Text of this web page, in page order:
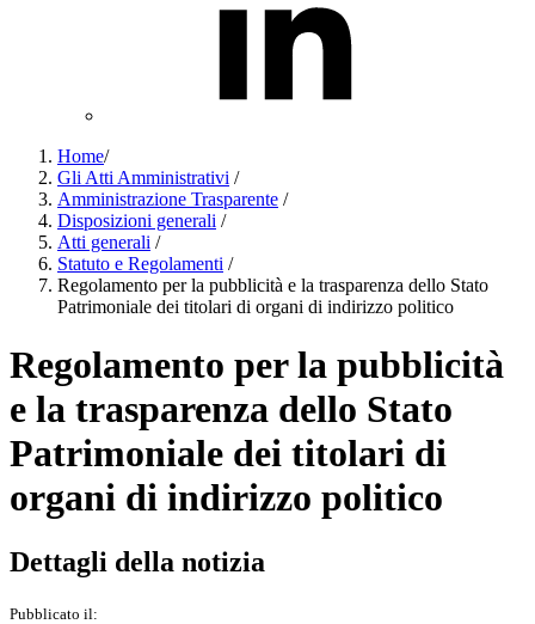
Home/
Gli Atti Amministrativi /
Amministrazione Trasparente /
Disposizioni generali /
Atti generali /
Statuto e Regolamenti /
Regolamento per la pubblicità e la trasparenza dello Stato
Patrimoniale dei titolari di organi di indirizzo politico
Regolamento per la pubblicità
e la trasparenza dello Stato
Patrimoniale dei titolari di
organi di indirizzo politico
Dettagli della notizia
Pubblicato il: